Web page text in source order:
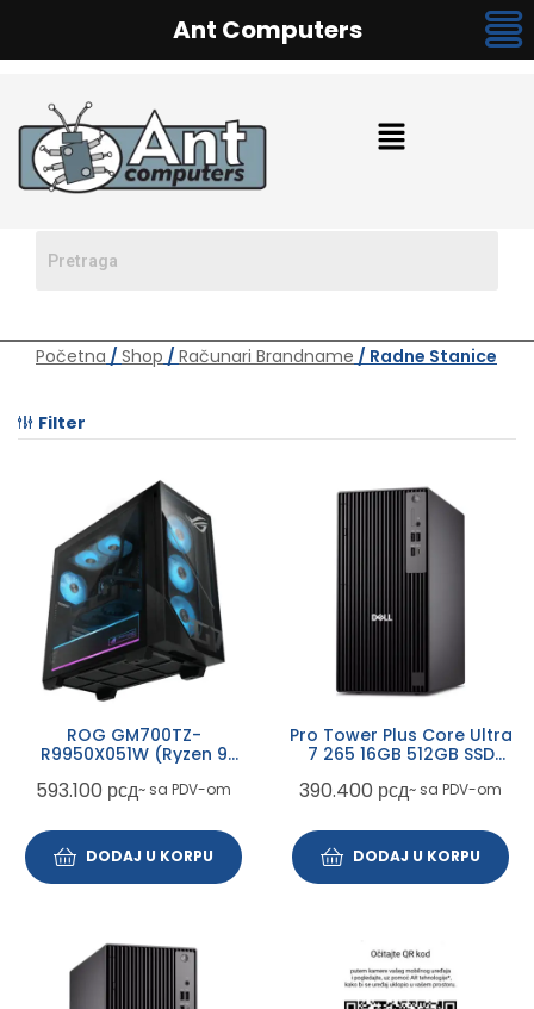
Početna / Shop / Računari Brandname / Radne Stanice
Filter
ROG GM700TZ-
R9950X051W (Ryzen 9
RTX 5080, Win 11 Home)
593.100 рсд~ sa PDV-om
DODAJ U KORPU
Pro Tower Plus Core Ultra
7 265 16GB 512GB SSD
Win11 Pro 3yr ProSupport +
390.400 рсд~ sa PDV-om
DODAJ U KORPU
Ant Computers